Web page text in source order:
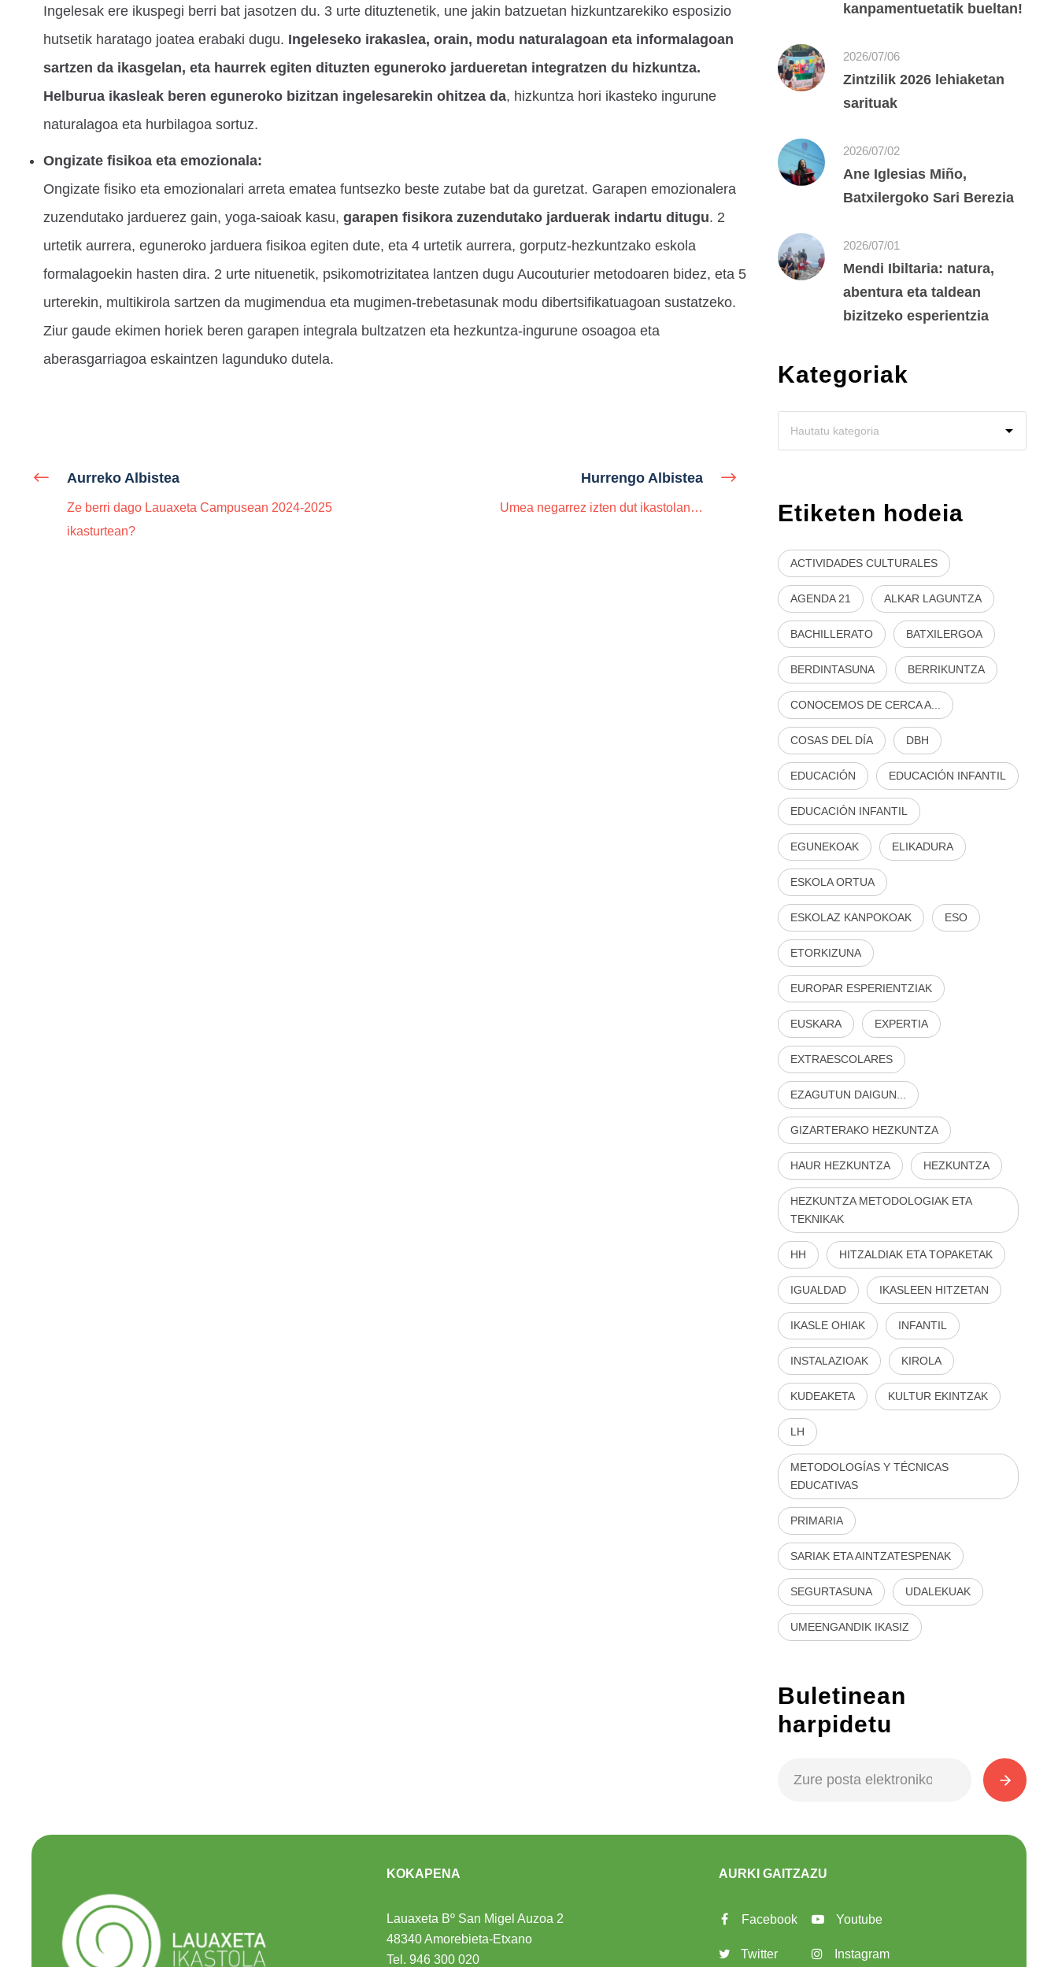
Ingelesak ere ikuspegi berri bat jasotzen du. 3 urte dituztenetik, une jakin batzuetan hizkuntzarekiko esposizio
hutsetik haratago joatea erabaki dugu. Ingeleseko irakaslea, orain, modu naturalagoan eta informalagoan
sartzen da ikasgelan, eta haurrek egiten dituzten eguneroko jardueretan integratzen du hizkuntza.
Helburua ikasleak beren eguneroko bizitzan ingelesarekin ohitzea da, hizkuntza hori ikasteko ingurune
naturalagoa eta hurbilagoa sortuz.
Ongizate fisikoa eta emozionala:
Ongizate fisiko eta emozionalari arreta ematea funtsezko beste zutabe bat da guretzat. Garapen emozionalera
zuzendutako jarduerez gain, yoga-saioak kasu, garapen fisikora zuzendutako jarduerak indartu ditugu. 2
urtetik aurrera, eguneroko jarduera fisikoa egiten dute, eta 4 urtetik aurrera, gorputz-hezkuntzako eskola
formalagoekin hasten dira. 2 urte nituenetik, psikomotrizitatea lantzen dugu Aucouturier metodoaren bidez, eta 5
urterekin, multikirola sartzen da mugimendua eta mugimen-trebetasunak modu dibertsifikatuagoan sustatzeko.
Ziur gaude ekimen horiek beren garapen integrala bultzatzen eta hezkuntza-ingurune osoagoa eta
aberasgarriagoa eskaintzen lagunduko dutela.
Aurreko Albistea
Ze berri dago Lauaxeta Campusean 2024-2025
ikasturtean?
Hurrengo Albistea
Umea negarrez izten dut ikastolan…
kanpamentuetatik bueltan!
2026/07/06
Zintzilik 2026 lehiaketan
sarituak
2026/07/02
Ane Iglesias Miño,
Batxilergoko Sari Berezia
2026/07/01
Mendi Ibiltaria: natura,
abentura eta taldean
bizitzeko esperientzia
Kategoriak
Etiketen hodeia
ACTIVIDADES CULTURALES
AGENDA 21 ALKAR LAGUNTZA
BACHILLERATO BATXILERGOA
BERDINTASUNA BERRIKUNTZA
CONOCEMOS DE CERCA A...
COSAS DEL DÍA DBH
EDUCACIÓN EDUCACIÓN INFANTIL
EDUCACIÓN INFANTIL
EGUNEKOAK ELIKADURA
ESKOLA ORTUA
ESKOLAZ KANPOKOAK ESO
ETORKIZUNA
EUROPAR ESPERIENTZIAK
EUSKARA EXPERTIA
EXTRAESCOLARES
EZAGUTUN DAIGUN...
GIZARTERAKO HEZKUNTZA
HAUR HEZKUNTZA HEZKUNTZA
HEZKUNTZA METODOLOGIAK ETA
TEKNIKAK
HH HITZALDIAK ETA TOPAKETAK
IGUALDAD IKASLEEN HITZETAN
IKASLE OHIAK INFANTIL
INSTALAZIOAK KIROLA
KUDEAKETA KULTUR EKINTZAK
LH
METODOLOGÍAS Y TÉCNICAS
EDUCATIVAS
PRIMARIA
SARIAK ETA AINTZATESPENAK
SEGURTASUNA UDALEKUAK
UMEENGANDIK IKASIZ
Buletinean
harpidetu
KOKAPENA
Lauaxeta Bº San Migel Auzoa 2
48340 Amorebieta-Etxano
Tel.946 300 020
AURKI GAITZAZU
Facebook
Twitter
Youtube
Instagram